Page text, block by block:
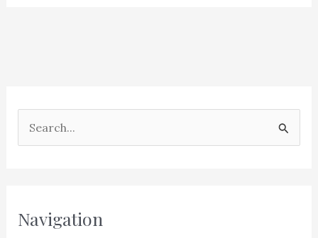
e
Navigation